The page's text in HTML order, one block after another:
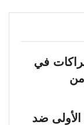
في
ضد